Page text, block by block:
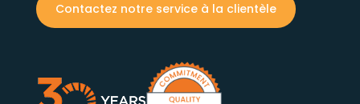
Contactez notre service à la clientèle